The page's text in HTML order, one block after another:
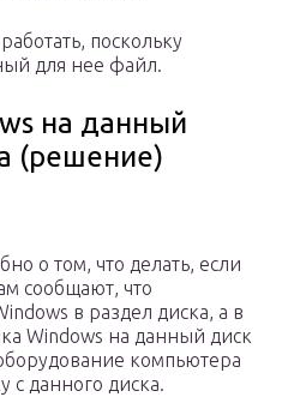
поскольку
для нее файл.
на данный
(решение)
о том, что делать, если
сообщают, что
в раздел диска, а в
Windows на данный диск
компьютера
с данного диска.